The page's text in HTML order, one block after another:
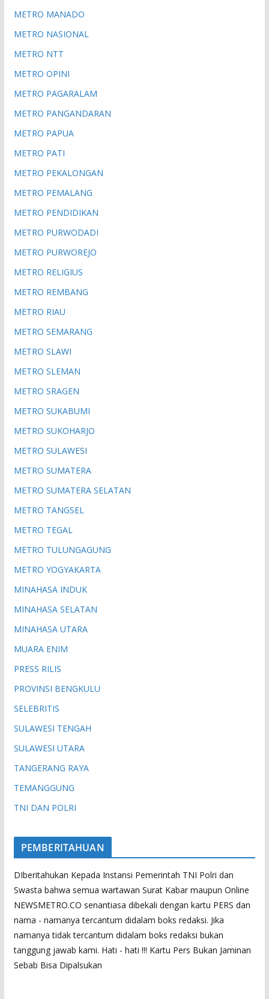
METRO MANADO
METRO NASIONAL
METRO NTT
METRO OPINI
METRO PAGARALAM
METRO PANGANDARAN
METRO PAPUA
METRO PATI
METRO PEKALONGAN
METRO PEMALANG
METRO PENDIDIKAN
METRO PURWODADI
METRO PURWOREJO
METRO RELIGIUS
METRO REMBANG
METRO RIAU
METRO SEMARANG
METRO SLAWI
METRO SLEMAN
METRO SRAGEN
METRO SUKABUMI
METRO SUKOHARJO
METRO SULAWESI
METRO SUMATERA
METRO SUMATERA SELATAN
METRO TANGSEL
METRO TEGAL
METRO TULUNGAGUNG
METRO YOGYAKARTA
MINAHASA INDUK
MINAHASA SELATAN
MINAHASA UTARA
MUARA ENIM
PRESS RILIS
PROVINSI BENGKULU
SELEBRITIS
SULAWESI TENGAH
SULAWESI UTARA
TANGERANG RAYA
TEMANGGUNG
TNI DAN POLRI
PEMBERITAHUAN
DIberitahukan Kepada Instansi Pemerintah TNI Polri dan
Swasta bahwa semua wartawan Surat Kabar maupun Online
NEWSMETRO.CO senantiasa dibekali dengan kartu PERS dan
nama - namanya tercantum didalam boks redaksi. Jika
namanya tidak tercantum didalam boks redaksi bukan
tanggung jawab kami. Hati - hati !!! Kartu Pers Bukan Jaminan
Sebab Bisa Dipalsukan